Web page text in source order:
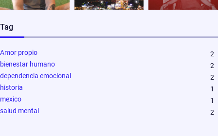
Tag
Amor propio
2
bienestar humano
2
dependencia emocional
2
historia
1
mexico
1
salud mental
2